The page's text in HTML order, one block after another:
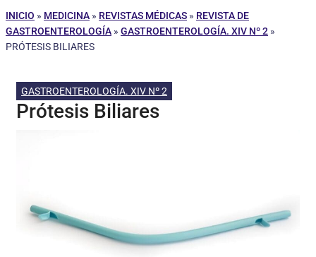
INICIO » MEDICINA » REVISTAS MÉDICAS » REVISTA DE
GASTROENTEROLOGÍA » GASTROENTEROLOGÍA. XIV Nº 2 »
PRÓTESIS BILIARES
GASTROENTEROLOGÍA. XIV Nº 2
Prótesis Biliares